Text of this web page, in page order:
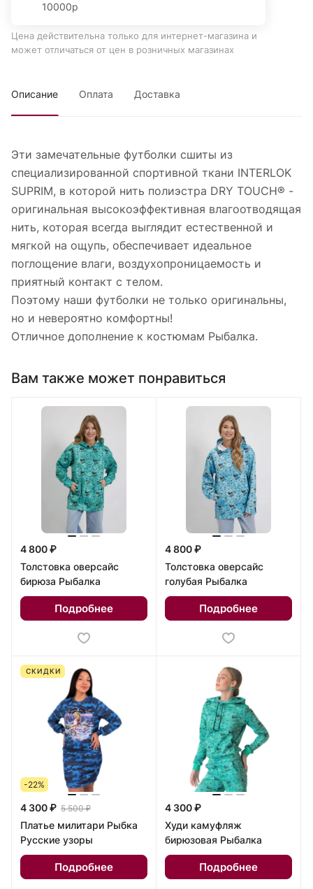
10000р
Цена действительна только для интернет-магазина и
может отличаться от цен в розничных магазинах
Описание Оплата Доставка
Эти замечательные футболки сшиты из
специализированной спортивной ткани INTERLOK
SUPRIM, в которой нить полиэстра DRY TOUCH® -
оригинальная высокоэффективная влагоотводящая
нить, которая всегда выглядит естественной и
мягкой на ощупь, обеспечивает идеальное
поглощение влаги, воздухопроницаемость и
приятный контакт с телом.
Поэтому наши футболки не только оригинальны,
но и невероятно комфортны!
Отличное дополнение к костюмам Рыбалка.
Вам также может понравиться
4 800 ₽
Толстовка оверсайс
бирюза Рыбалка
Подробнее
4 800 ₽
Толстовка оверсайс
голубая Рыбалка
Подробнее
СКИДКИ
-22%
4 300 ₽ 5 500 ₽
Платье милитари Рыбка
Русские узоры
Подробнее
4 300 ₽
Худи камуфляж
бирюзовая Рыбалка
Подробнее